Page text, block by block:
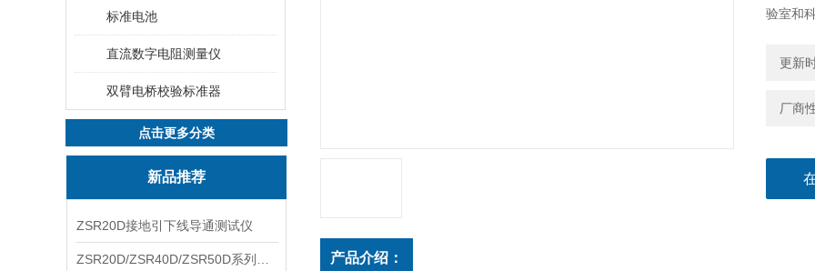
标准电池
直流数字电阻测量仪
双臂电桥校验标准器
点击更多分类
新品推荐
ZSR20D接地引下线导通测试仪
验室和
更新
厂商
产品介绍：